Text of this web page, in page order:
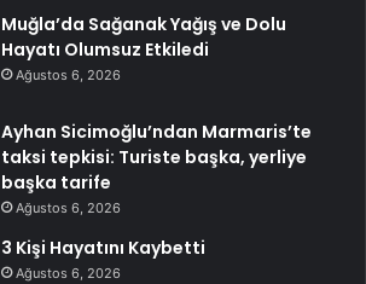
Muğla’da Sağanak Yağış ve Dolu
Hayatı Olumsuz Etkiledi
Ağustos 6, 2026
Ayhan Sicimoğlu’ndan Marmaris’te
taksi tepkisi: Turiste başka, yerliye
başka tarife
Ağustos 6, 2026
3 Kişi Hayatını Kaybetti
Ağustos 6, 2026